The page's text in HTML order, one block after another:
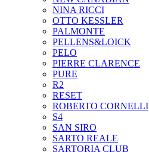
NINA RICCI
OTTO KESSLER
PALMONTE
PELLENS&LOICK
PELO
PIERRE CLARENCE
PURE
R2
RESET
ROBERTO CORNELLI
S4
SAN SIRO
SARTO REALE
SARTORIA CLUB